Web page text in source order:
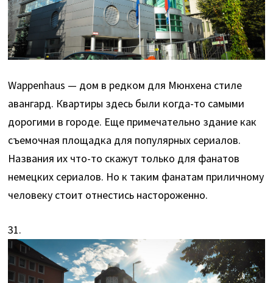
Wappenhaus — дом в редком для Мюнхена стиле
авангард. Квартиры здесь были когда-то самыми
дорогими в городе. Еще примечательно здание как
съемочная площадка для популярных сериалов.
Названия их что-то скажут только для фанатов
немецких сериалов. Но к таким фанатам приличному
человеку стоит отнестись настороженно.
31.